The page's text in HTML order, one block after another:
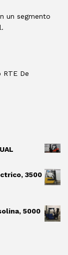
un segmento
De
3500
5000